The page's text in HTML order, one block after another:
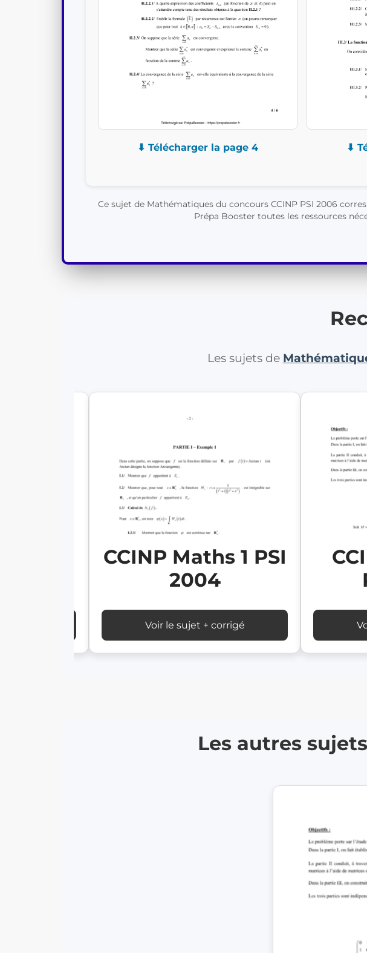
⬇ Télécharger la page 4 ⬇
Ce sujet de Mathématiques du concours CCINP PSI 2006
Prépa Booster toutes les ressources
Les sujets de
CCINP Maths 1 PSI
2004
Voir le sujet + corrigé
Les autres sujets